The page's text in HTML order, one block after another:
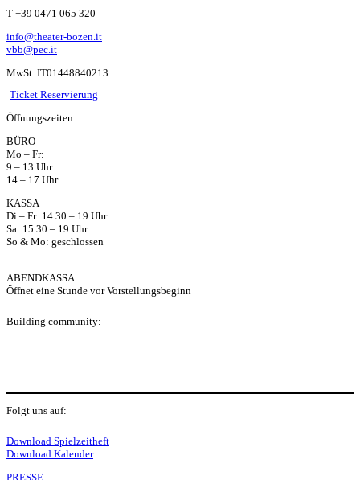
T +39 0471 065 320
info@theater-bozen.it
vbb@pec.it
MwSt. IT01448840213
W
ha
ts
ap
p
Ticket Reservierung
Öffnungszeiten:
BÜRO
Mo – Fr:
9 – 13 Uhr
14 – 17 Uhr
KASSA
Di – Fr: 14.30 – 19 Uhr
Sa: 15.30 – 19 Uhr
So & Mo: geschlossen
ABENDKASSA
Öffnet eine Stunde vor Vorstellungsbeginn
Building community:
P
Folgt uns auf:
Y
Download Spielzeitheft
Download Kalender
PRESSE